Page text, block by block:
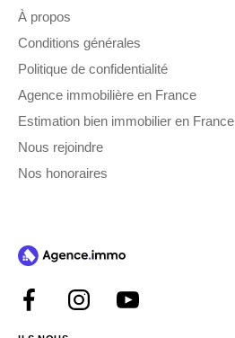
À propos
Conditions générales
Politique de confidentialité
Agence immobilière en France
Estimation bien immobilier en France
Nous rejoindre
Nos honoraires